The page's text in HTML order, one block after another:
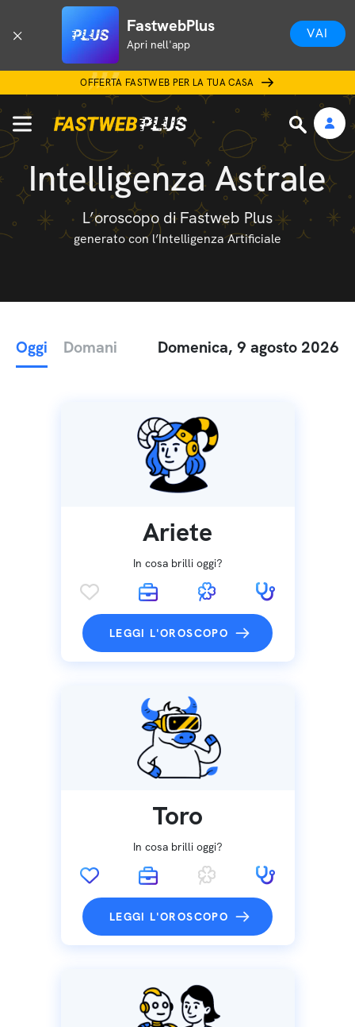
FastwebPlus
Apri nell'app
VAI
OFFERTA FASTWEB PER LA TUA CASA
Intelligenza Astrale
L’oroscopo di Fastweb Plus
generato con l’Intelligenza Artificiale
Oggi Domani Domenica, 9 agosto 2026
Ariete
In cosa brilli oggi?
LEGGI L'OROSCOPO
Toro
In cosa brilli oggi?
LEGGI L'OROSCOPO